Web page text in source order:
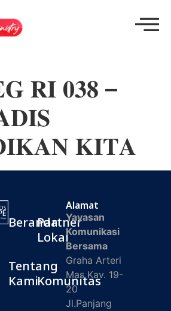
𝐑𝐈 𝟎𝟑𝟖 –
𝐊𝐈𝐓𝐀
Beranda
Tentang
Kami
Partner
Lokal
Komunitas
Alamat
Yayasan
Komunikasi
Bersama
Graha Arteri
Mas Kav. 19-
20
Jl.Panjang